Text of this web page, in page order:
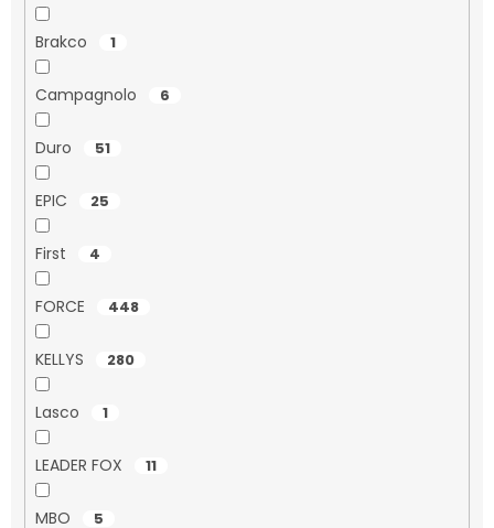
Brakco 1
Campagnolo 6
Duro 51
EPIC 25
First 4
FORCE 448
KELLYS 280
Lasco 1
LEADER FOX 11
MBO 5